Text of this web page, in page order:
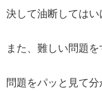
決して油断してはい
また、難しい問題を
問題をパッと見て分